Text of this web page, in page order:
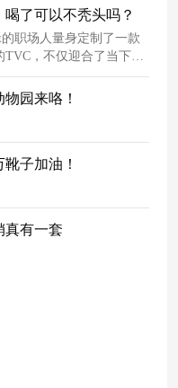
了可以不秃头吗？
职场人量身定制了一款
TVC，不仅迎合了当下年
期送去了品牌的关爱。
园来咯！
子加油！
真有一套